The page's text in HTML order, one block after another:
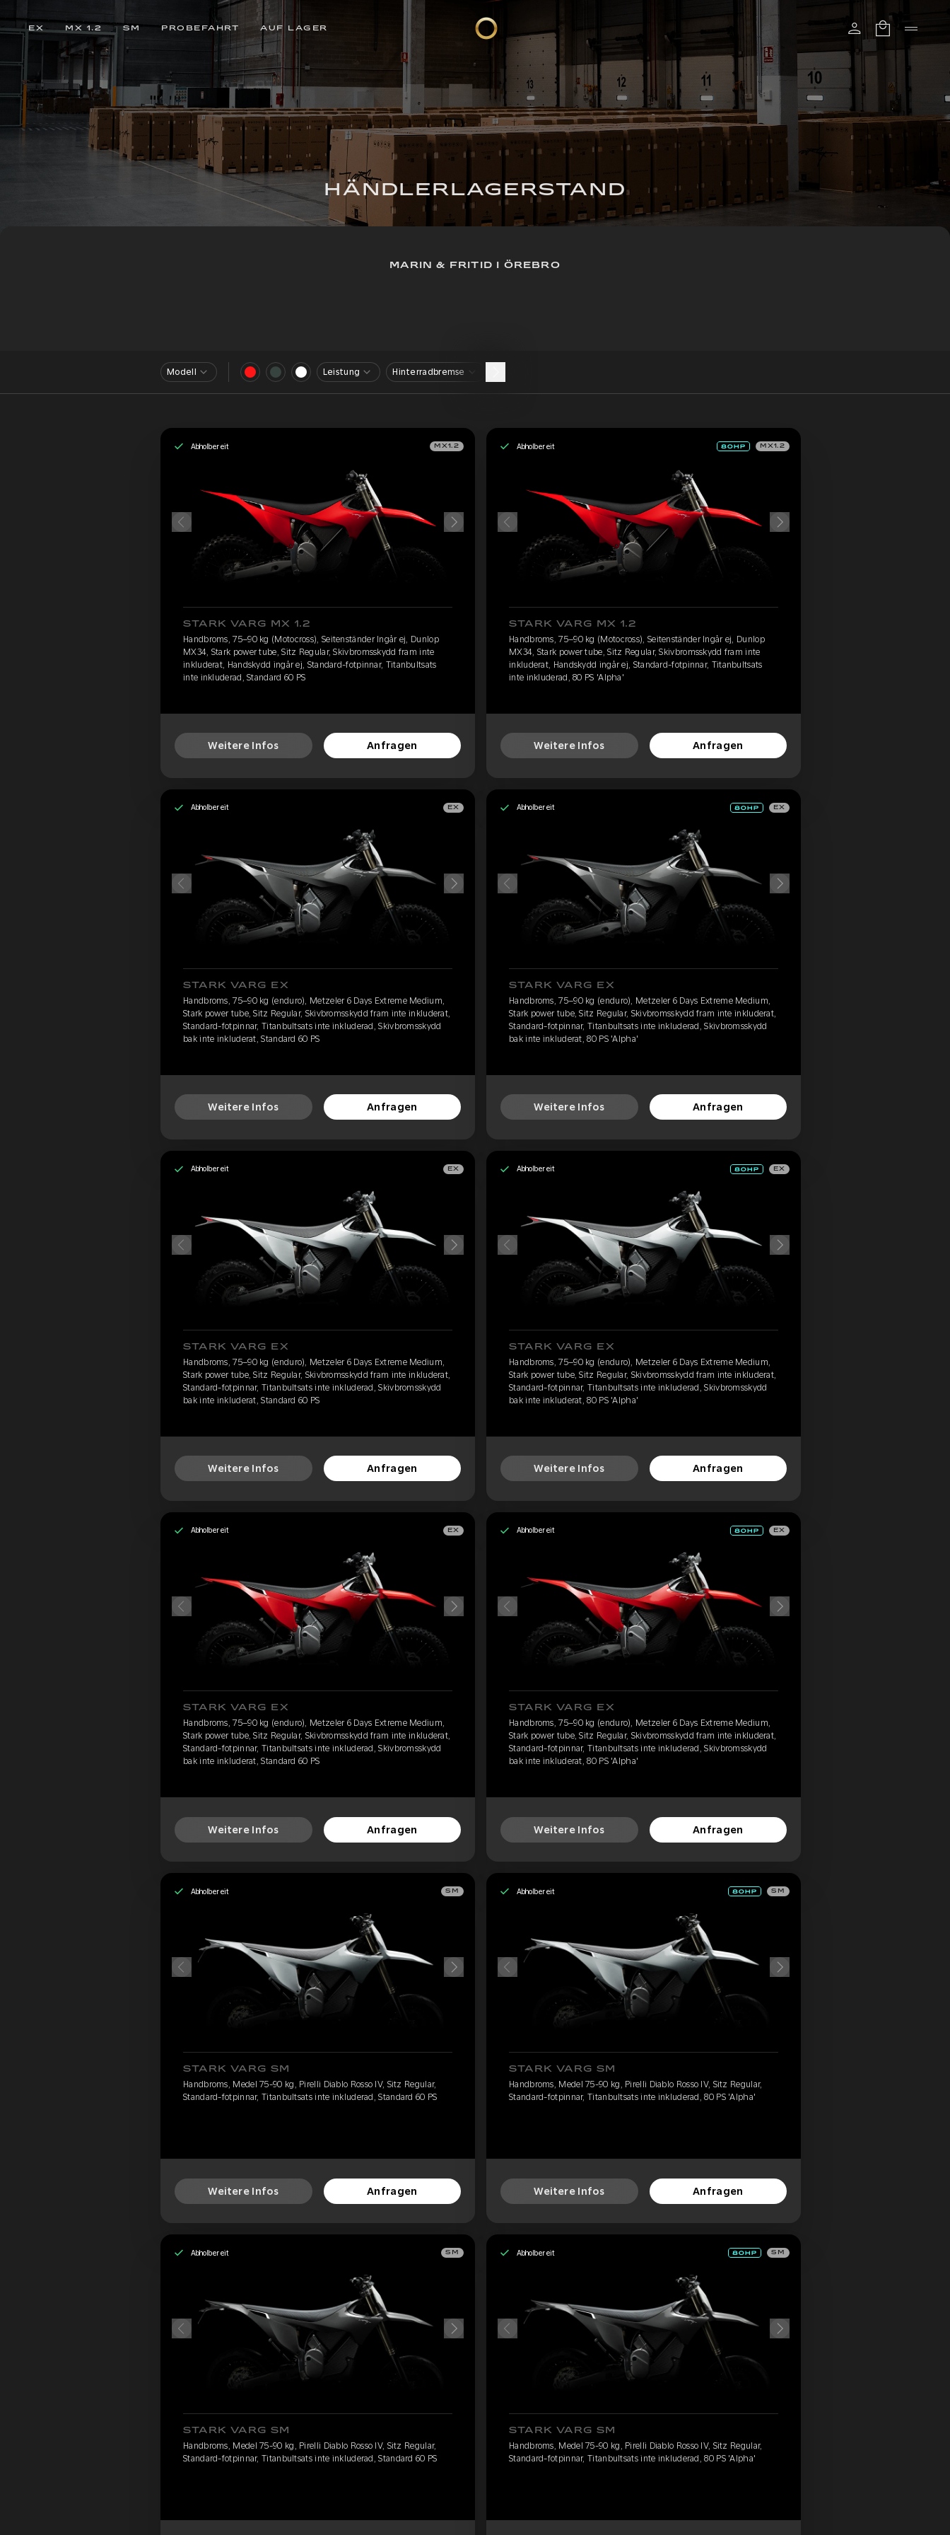
EX MX 1.2 SM PROBEFAHRT AUF LAGER
HÄNDLERLAGERSTAND
MARIN & FRITID I ÖREBRO
Modell Leistung Hinterradbremse
Abholbereit MX1.2
STARK VARG MX 1.2
Handbroms, 75–90 kg (Motocross), Seitenständer Ingår ej, Dunlop
MX34, Stark power tube, Sitz Regular, Skivbromsskydd fram inte
inkluderat, Handskydd ingår ej, Standard-fotpinnar, Titanbultsats
inte inkluderad, Standard 60 PS
Weitere Infos Anfragen
Abholbereit MX1.2
STARK VARG MX 1.2
Handbroms, 75–90 kg (Motocross), Seitenständer Ingår ej, Dunlop
MX34, Stark power tube, Sitz Regular, Skivbromsskydd fram inte
inkluderat, Handskydd ingår ej, Standard-fotpinnar, Titanbultsats
inte inkluderad, 80 PS 'Alpha'
Weitere Infos Anfragen
Abholbereit EX
STARK VARG EX
Handbroms, 75–90 kg (enduro), Metzeler 6 Days Extreme Medium,
Stark power tube, Sitz Regular, Skivbromsskydd fram inte inkluderat,
Standard-fotpinnar, Titanbultsats inte inkluderad, Skivbromsskydd
bak inte inkluderat, Standard 60 PS
Weitere Infos Anfragen
Abholbereit EX
STARK VARG EX
Handbroms, 75–90 kg (enduro), Metzeler 6 Days Extreme Medium,
Stark power tube, Sitz Regular, Skivbromsskydd fram inte inkluderat,
Standard-fotpinnar, Titanbultsats inte inkluderad, Skivbromsskydd
bak inte inkluderat, 80 PS 'Alpha'
Weitere Infos Anfragen
Abholbereit EX
STARK VARG EX
Handbroms, 75–90 kg (enduro), Metzeler 6 Days Extreme Medium,
Stark power tube, Sitz Regular, Skivbromsskydd fram inte inkluderat,
Standard-fotpinnar, Titanbultsats inte inkluderad, Skivbromsskydd
bak inte inkluderat, Standard 60 PS
Weitere Infos Anfragen
Abholbereit EX
STARK VARG EX
Handbroms, 75–90 kg (enduro), Metzeler 6 Days Extreme Medium,
Stark power tube, Sitz Regular, Skivbromsskydd fram inte inkluderat,
Standard-fotpinnar, Titanbultsats inte inkluderad, Skivbromsskydd
bak inte inkluderat, 80 PS 'Alpha'
Weitere Infos Anfragen
Abholbereit EX
STARK VARG EX
Handbroms, 75–90 kg (enduro), Metzeler 6 Days Extreme Medium,
Stark power tube, Sitz Regular, Skivbromsskydd fram inte inkluderat,
Standard-fotpinnar, Titanbultsats inte inkluderad, Skivbromsskydd
bak inte inkluderat, Standard 60 PS
Weitere Infos Anfragen
Abholbereit EX
STARK VARG EX
Handbroms, 75–90 kg (enduro), Metzeler 6 Days Extreme Medium,
Stark power tube, Sitz Regular, Skivbromsskydd fram inte inkluderat,
Standard-fotpinnar, Titanbultsats inte inkluderad, Skivbromsskydd
bak inte inkluderat, 80 PS 'Alpha'
Weitere Infos Anfragen
Abholbereit SM
STARK VARG SM
Handbroms, Medel 75-90 kg, Pirelli Diablo Rosso IV, Sitz Regular,
Standard-fotpinnar, Titanbultsats inte inkluderad, Standard 60 PS
Weitere Infos Anfragen
Abholbereit SM
STARK VARG SM
Handbroms, Medel 75-90 kg, Pirelli Diablo Rosso IV, Sitz Regular,
Standard-fotpinnar, Titanbultsats inte inkluderad, 80 PS 'Alpha'
Weitere Infos Anfragen
Abholbereit SM
STARK VARG SM
Handbroms, Medel 75-90 kg, Pirelli Diablo Rosso IV, Sitz Regular,
Standard-fotpinnar, Titanbultsats inte inkluderad, Standard 60 PS
Abholbereit SM
STARK VARG SM
Handbroms, Medel 75-90 kg, Pirelli Diablo Rosso IV, Sitz Regular,
Standard-fotpinnar, Titanbultsats inte inkluderad, 80 PS 'Alpha'